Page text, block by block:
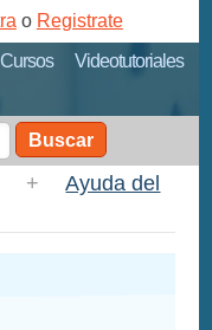
Cursos
Videotutoriales
o Registrate
Buscar
+
Ayuda del